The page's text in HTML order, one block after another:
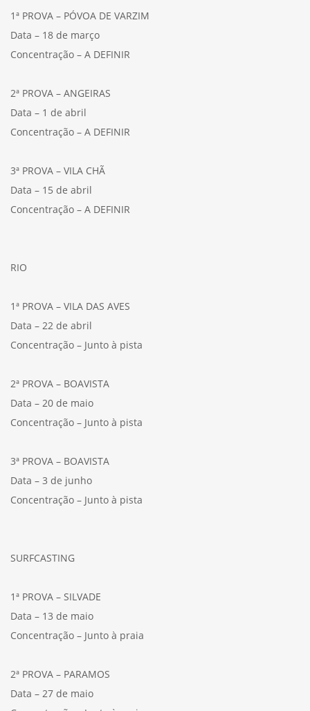
1ª PROVA – PÓVOA DE VARZIM
Data – 18 de março
Concentração – A DEFINIR
2ª PROVA – ANGEIRAS
Data – 1 de abril
Concentração – A DEFINIR
3ª PROVA – VILA CHÃ
Data – 15 de abril
Concentração – A DEFINIR
RIO
1ª PROVA – VILA DAS AVES
Data – 22 de abril
Concentração – Junto à pista
2ª PROVA – BOAVISTA
Data – 20 de maio
Concentração – Junto à pista
3ª PROVA – BOAVISTA
Data – 3 de junho
Concentração – Junto à pista
SURFCASTING
1ª PROVA – SILVADE
Data – 13 de maio
Concentração – Junto à praia
2ª PROVA – PARAMOS
Data – 27 de maio